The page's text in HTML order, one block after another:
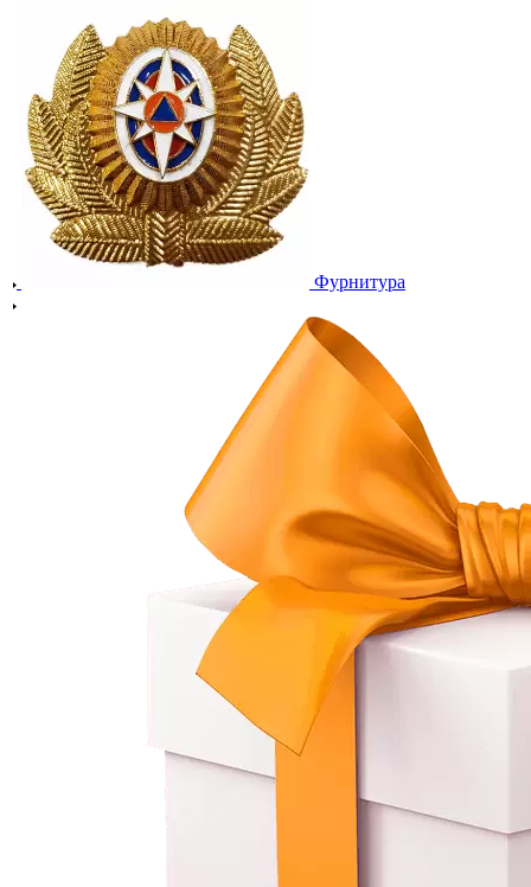
Фурнитура